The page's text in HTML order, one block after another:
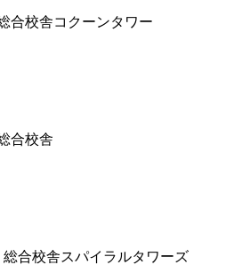
合校舎コクーンタワー
合校舎
合校舎スパイラルタワーズ